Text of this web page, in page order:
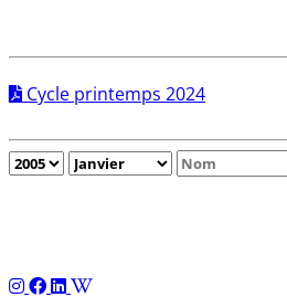
Cycle printemps 2024